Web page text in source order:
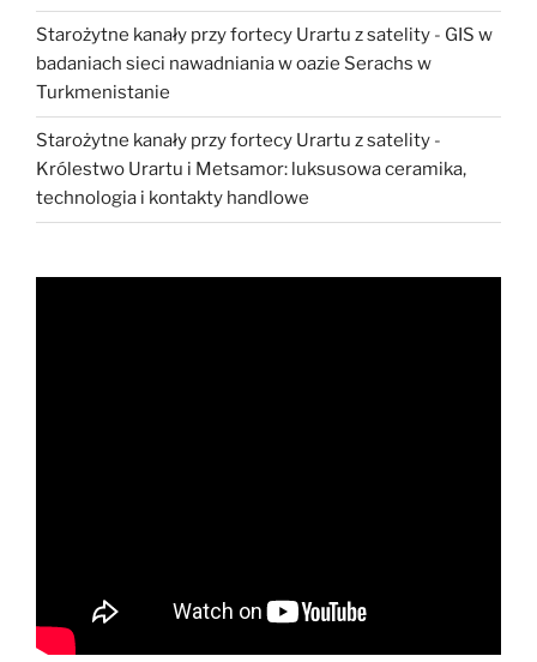
Starożytne kanały przy fortecy Urartu z satelity - GIS w
badaniach sieci nawadniania w oazie Serachs w
Turkmenistanie
Starożytne kanały przy fortecy Urartu z satelity -
Królestwo Urartu i Metsamor: luksusowa ceramika,
technologia i kontakty handlowe